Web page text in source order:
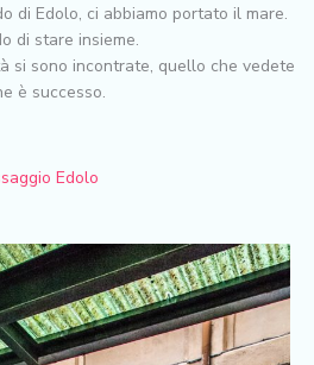
di Edolo, ci abbiamo portato il mare.
di stare insieme.
si sono incontrate, quello che vedete
è successo.
Edolo